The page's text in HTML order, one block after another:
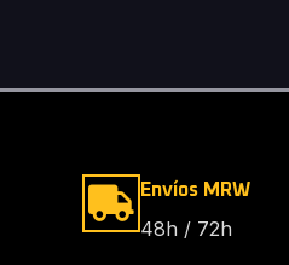
Envíos MRW
48h / 72h